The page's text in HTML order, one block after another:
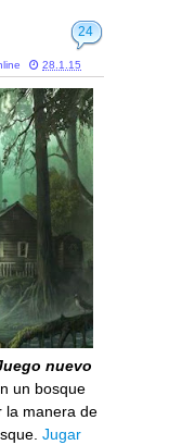
24
28.1.15
nuevo
un bosque
la manera de
Jugar